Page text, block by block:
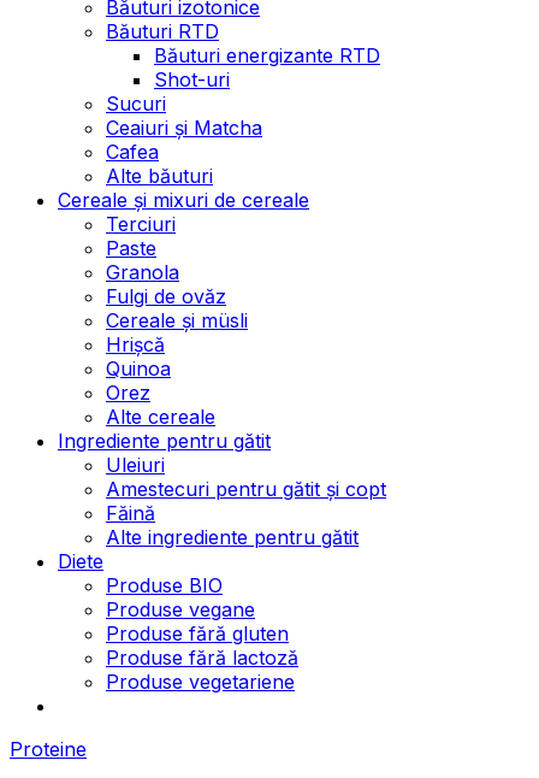
Băuturi izotonice
Băuturi RTD
Băuturi energizante RTD
Shot-uri
Sucuri
Ceaiuri și Matcha
Cafea
Alte băuturi
Cereale și mixuri de cereale
Terciuri
Paste
Granola
Fulgi de ovăz
Cereale și müsli
Hrișcă
Quinoa
Orez
Alte cereale
Ingrediente pentru gătit
Uleiuri
Amestecuri pentru gătit și copt
Făină
Alte ingrediente pentru gătit
Diete
Produse BIO
Produse vegane
Produse fără gluten
Produse fără lactoză
Produse vegetariene
Proteine